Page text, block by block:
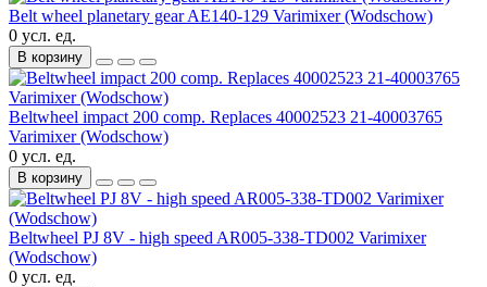
Belt wheel planetary gear AE140-129 Varimixer (Wodschow)
0 усл. ед.
В корзину
Beltwheel impact 200 comp. Replaces 40002523 21-40003765
Varimixer (Wodschow)
0 усл. ед.
В корзину
Beltwheel PJ 8V - high speed AR005-338-TD002 Varimixer
(Wodschow)
0 усл. ед.